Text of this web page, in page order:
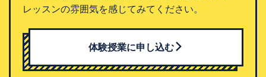
レッスンの雰囲気を感じてみてください。
体験授業に申し込む